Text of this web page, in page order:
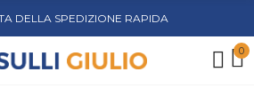
DELLA SPEDIZIONE RAPIDA
0